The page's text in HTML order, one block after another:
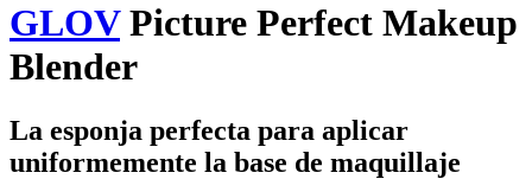
GLOVPicture Perfect Makeup
Blender
La esponja perfecta para aplicar
uniformemente la base de maquillaje